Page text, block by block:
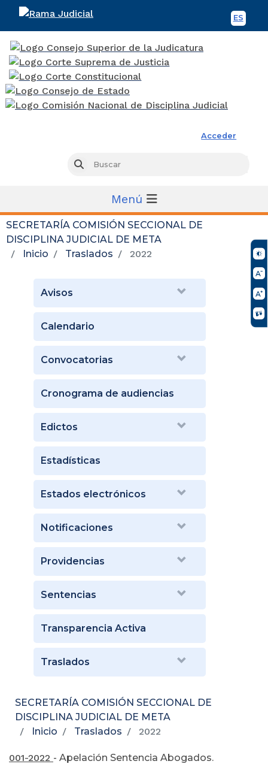
ES
Acceder
Buscar
Menú
SECRETARÍA COMISIÓN SECCIONAL DE
DISCIPLINA JUDICIAL DE META
Inicio
Traslados 2022
Avisos
Calendario
Convocatorias
Cronograma de audiencias
Edictos
Estadísticas
Estados electrónicos
Notificaciones
Providencias
Sentencias
Transparencia Activa
Traslados
SECRETARÍA COMISIÓN SECCIONAL DE
DISCIPLINA JUDICIAL DE META
Inicio
Traslados 2022
001-2022 - Apelación Sentencia Abogados.